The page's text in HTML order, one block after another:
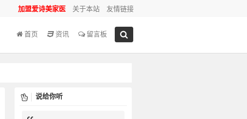
加盟爱诗美家医 关于本站 友情链接
首页 资讯 留言板
说给你听